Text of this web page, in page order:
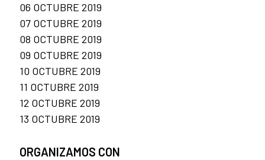
06 OCTUBRE 2019
07 OCTUBRE 2019
08 OCTUBRE 2019
09 OCTUBRE 2019
10 OCTUBRE 2019
11 OCTUBRE 2019
12 OCTUBRE 2019
13 OCTUBRE 2019
ORGANIZAMOS CON